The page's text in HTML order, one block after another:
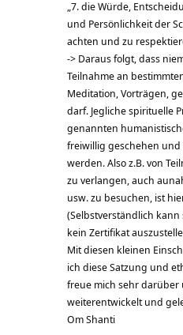
„7. die Würde,
und Persönlichkeit der
achten und zu
-> Daraus folgt, dass
Teilnahme an
Meditation, Vorträgen,
darf. Jegliche spirituelle
genannten
freiwillig geschehen
werden. Also z.B. von
zu verlangen, auch
usw. zu besuchen, ist
(Selbstverständlich kann
kein Zertifikat
Mit diesen kleinen
ich diese Satzung und
freue mich sehr darüber
weiterentwickelt und
Om Shanti